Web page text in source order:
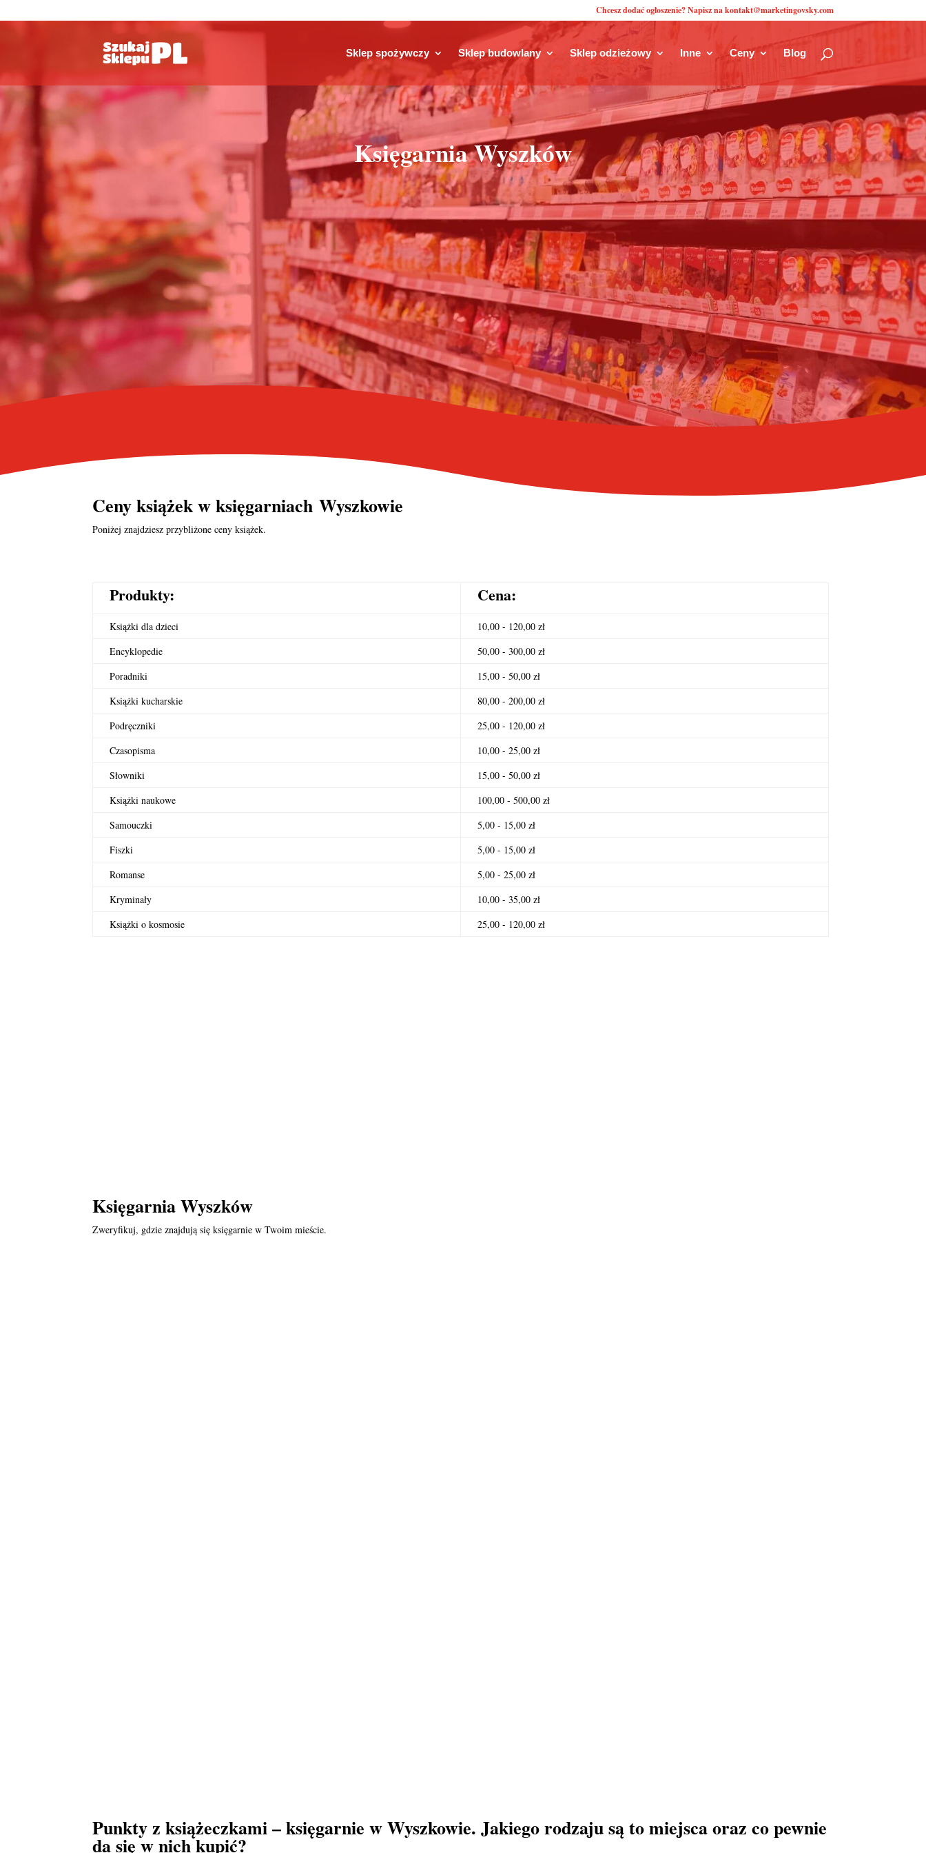
Chcesz dodać ogłoszenie? Napisz na kontakt@marketingovsky.com
Sklep spożywczy Sklep budowlany Sklep odzieżowy Inne Ceny Blog
Księgarnia Wyszków
Ceny książek w księgarniach Wyszkowie
Poniżej znajdziesz przybliżone ceny książek.
Produkty: Cena:
Książki dla dzieci
10,00 - 120,00 zł
Encyklopedie
50,00 - 300,00 zł
Poradniki
15,00 - 50,00 zł
Książki kucharskie
80,00 - 200,00 zł
Podręczniki
25,00 - 120,00 zł
Czasopisma
10,00 - 25,00 zł
Słowniki
15,00 - 50,00 zł
Książki naukowe
100,00 - 500,00 zł
Samouczki
5,00 - 15,00 zł
Fiszki
5,00 - 15,00 zł
Romanse
5,00 - 25,00 zł
Kryminały
10,00 - 35,00 zł
Książki o kosmosie
25,00 - 120,00 zł
Księgarnia Wyszków
Zweryfikuj, gdzie znajdują się księgarnie w Twoim mieście.
Punkty z książeczkami – księgarnie w Wyszkowie. Jakiego rodzaju są to miejsca oraz co pewnie
da się w nich kupić?